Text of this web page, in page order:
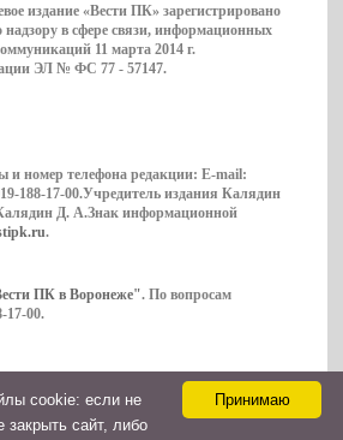
издание «Вести ПК» зарегистрировано
надзору в сфере связи, информационных
11 марта 2014 г.
ЭЛ № ФС 77 - 57147.
и номер телефона редакции: E-mail:
188-17-00.Учредитель издания Калядин
Д. А.Знак информационной
.
ПК в Воронеже". По вопросам
17-00.
Воронеже Принимаю
cookie: если не
закрыть сайт, либо